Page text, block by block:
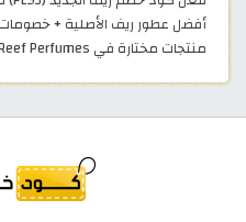
منتجات مختارة في Reef Perfumes اون لاين.